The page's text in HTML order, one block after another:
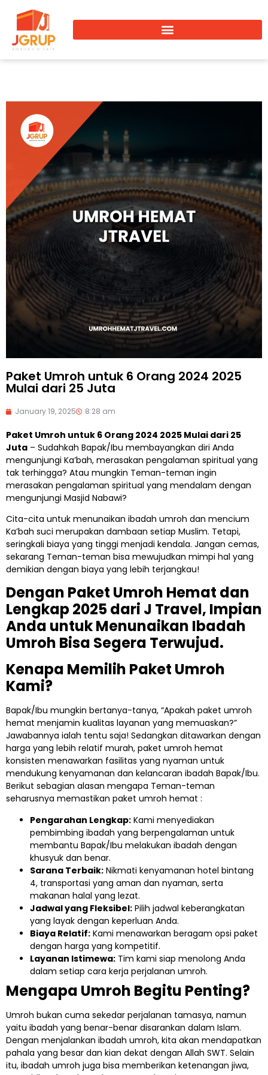
Paket Umroh untuk 6 Orang 2024 2025
Mulai dari 25 Juta
January 19, 2025 8:28 am
Paket Umroh untuk 6 Orang 2024 2025 Mulai dari 25
Juta – Sudahkah Bapak/Ibu membayangkan diri Anda
mengunjungi Ka’bah, merasakan pengalaman spiritual yang
tak terhingga? Atau mungkin Teman-teman ingin
merasakan pengalaman spiritual yang mendalam dengan
mengunjungi Masjid Nabawi?
Cita-cita untuk menunaikan ibadah umroh dan mencium
Ka’bah suci merupakan dambaan setiap Muslim. Tetapi,
seringkali biaya yang tinggi menjadi kendala. Jangan cemas,
sekarang Teman-teman bisa mewujudkan mimpi hal yang
demikian dengan biaya yang lebih terjangkau!
Dengan Paket Umroh Hemat dan
Lengkap 2025 dari J Travel, Impian
Anda untuk Menunaikan Ibadah
Umroh Bisa Segera Terwujud.
Kenapa Memilih Paket Umroh
Kami?
Bapak/Ibu mungkin bertanya-tanya, “Apakah paket umroh
hemat menjamin kualitas layanan yang memuaskan?”
Jawabannya ialah tentu saja! Sedangkan ditawarkan dengan
harga yang lebih relatif murah, paket umroh hemat
konsisten menawarkan fasilitas yang nyaman untuk
mendukung kenyamanan dan kelancaran ibadah Bapak/Ibu.
Berikut sebagian alasan mengapa Teman-teman
seharusnya memastikan paket umroh hemat :
Pengarahan Lengkap: Kami menyediakan
pembimbing ibadah yang berpengalaman untuk
membantu Bapak/Ibu melakukan ibadah dengan
khusyuk dan benar.
Sarana Terbaik: Nikmati kenyamanan hotel bintang
4, transportasi yang aman dan nyaman, serta
makanan halal yang lezat.
Jadwal yang Fleksibel: Pilih jadwal keberangkatan
yang layak dengan keperluan Anda.
Biaya Relatif: Kami menawarkan beragam opsi paket
dengan harga yang kompetitif.
Layanan Istimewa: Tim kami siap menolong Anda
dalam setiap cara kerja perjalanan umroh.
Mengapa Umroh Begitu Penting?
Umroh bukan cuma sekedar perjalanan tamasya, namun
yaitu ibadah yang benar-benar disarankan dalam Islam.
Dengan menjalankan ibadah umroh, kita akan mendapatkan
pahala yang besar dan kian dekat dengan Allah SWT. Selain
itu, ibadah umroh juga bisa memberikan ketenangan jiwa,